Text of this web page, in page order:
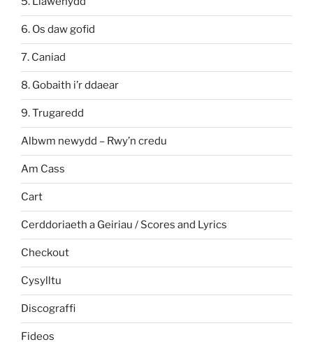
6. Os daw gofid
7. Caniad
8. Gobaith i’r ddaear
9. Trugaredd
Albwm newydd – Rwy’n credu
Am Cass
Cart
Cerddoriaeth a Geiriau / Scores and Lyrics
Checkout
Cysylltu
Discograffi
Fideos